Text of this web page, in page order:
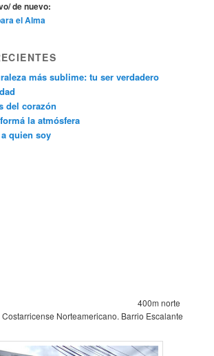
de nuevo:
el Alma
más sublime: tu ser verdadero
del corazón
la atmósfera
quien soy
400m norte
Norteamericano. Barrio Escalante